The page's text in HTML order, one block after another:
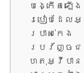
បង្កើតឡើង
របៀបដែល
ប្រាស់កេង
ប្រវ័ញ្ចជ
ហេតុអ្វីបា